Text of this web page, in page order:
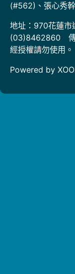
(#562)、張心秀
地址：970花蓮
(03)8462860 傳
經授權請勿使用。
Powered by